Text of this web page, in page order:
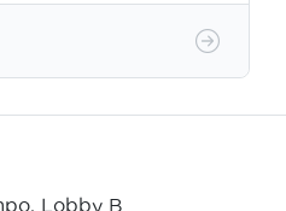
Lobby B